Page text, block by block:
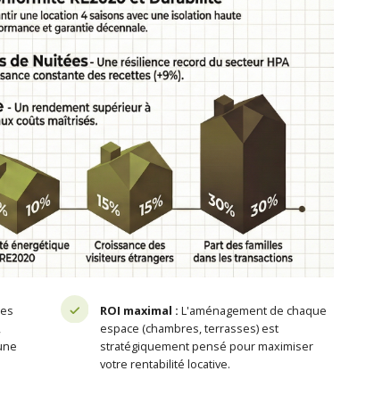
ROI maximal : L'aménagement de chaque
espace (chambres, terrasses) est
stratégiquement pensé pour maximiser
votre rentabilité locative.